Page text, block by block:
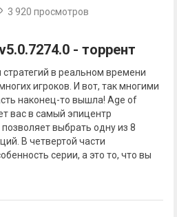
3 920 просмотров
- торрент
в реальном времени
игроков. И вот, так многими
наконец-то вышла! Age of
вас в самый эпицентр
выбрать одну из 8
В четвертой части
серии, а это то, что вы